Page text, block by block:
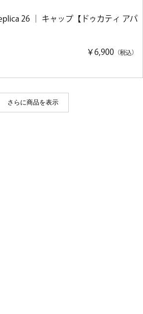
26 ｜ キャップ【ドゥカティ アパ
￥6,900 （税込）
さらに商品を表示